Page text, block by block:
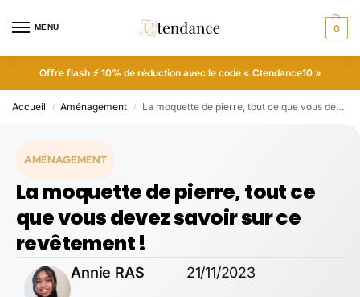
MENU 0
Offre flash ⚡ 10% de réduction avec le code « Ctendance10 »
Accueil / Aménagement / La moquette de pierre, tout ce que vous devez savoir sur ce revêtement !
AMÉNAGEMENT
La moquette de pierre, tout ce
que vous devez savoir sur ce
revêtement !
Annie RAS 21/11/2023